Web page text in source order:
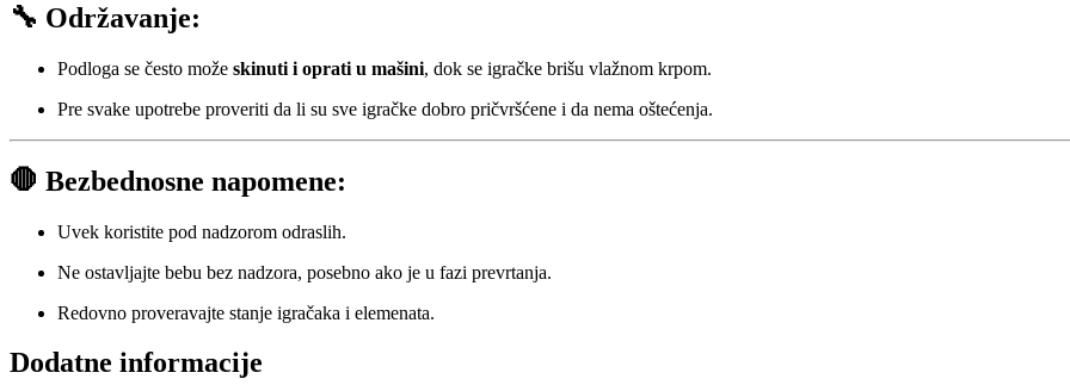
🔧 Održavanje:
Podloga se često može skinuti i oprati u mašini, dok se igračke brišu vlažnom krpom.
Pre svake upotrebe proveriti da li su sve igračke dobro pričvršćene i da nema oštećenja.
🛑 Bezbednosne napomene:
Uvek koristite pod nadzorom odraslih.
Ne ostavljajte bebu bez nadzora, posebno ako je u fazi prevrtanja.
Redovno proveravajte stanje igračaka i elemenata.
Dodatne informacije